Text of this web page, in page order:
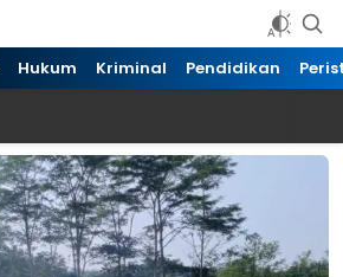
Hukum Kriminal Pendidikan